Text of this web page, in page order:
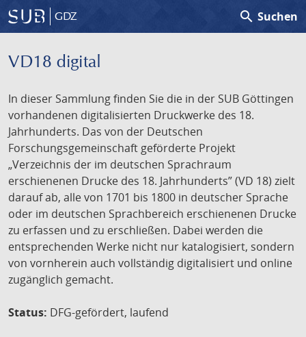
GDZ search Suchen
VD18 digital
In dieser Sammlung finden Sie die in der SUB Göttingen
vorhandenen digitalisierten Druckwerke des 18.
Jahrhunderts. Das von der Deutschen
Forschungsgemeinschaft geförderte Projekt
„Verzeichnis der im deutschen Sprachraum
erschienenen Drucke des 18. Jahrhunderts” (VD 18) zielt
darauf ab, alle von 1701 bis 1800 in deutscher Sprache
oder im deutschen Sprachbereich erschienenen Drucke
zu erfassen und zu erschließen. Dabei werden die
entsprechenden Werke nicht nur katalogisiert, sondern
von vornherein auch vollständig digitalisiert und online
zugänglich gemacht.
Status: DFG-gefördert, laufend